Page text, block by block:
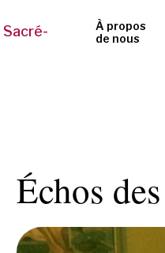
Sacré-
À propos
de nous
Échos